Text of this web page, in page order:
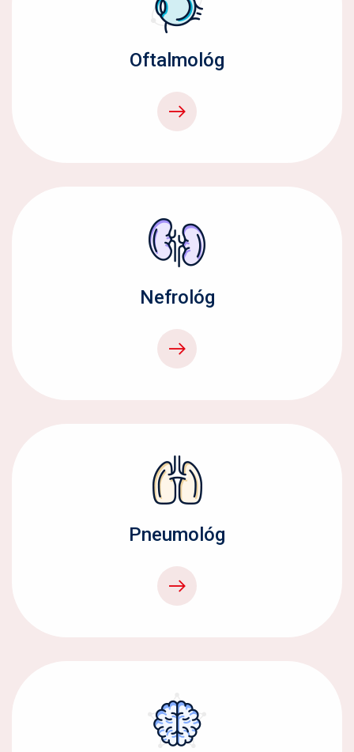
Oftalmológ
Nefrológ
Pneumológ